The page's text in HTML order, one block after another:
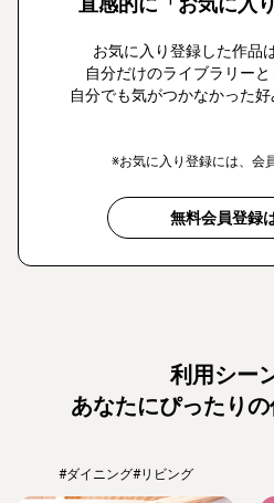
お気に入り登録した作品
自分だけのライブラリーと
自分でも気がつかなかった好
※お気に入り登録には、会
無料会員登録
利用シー
あなたにぴったり
#ダイニング#リビング